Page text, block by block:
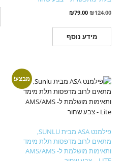
₪124.00
₪79.00
מידע נוסף
מבצע!
פילמנט ASA מבית SUNLU,
מתאים לרוב מדפסות תלת מימד
ותאימות מושלמת ל- AMS/AMS